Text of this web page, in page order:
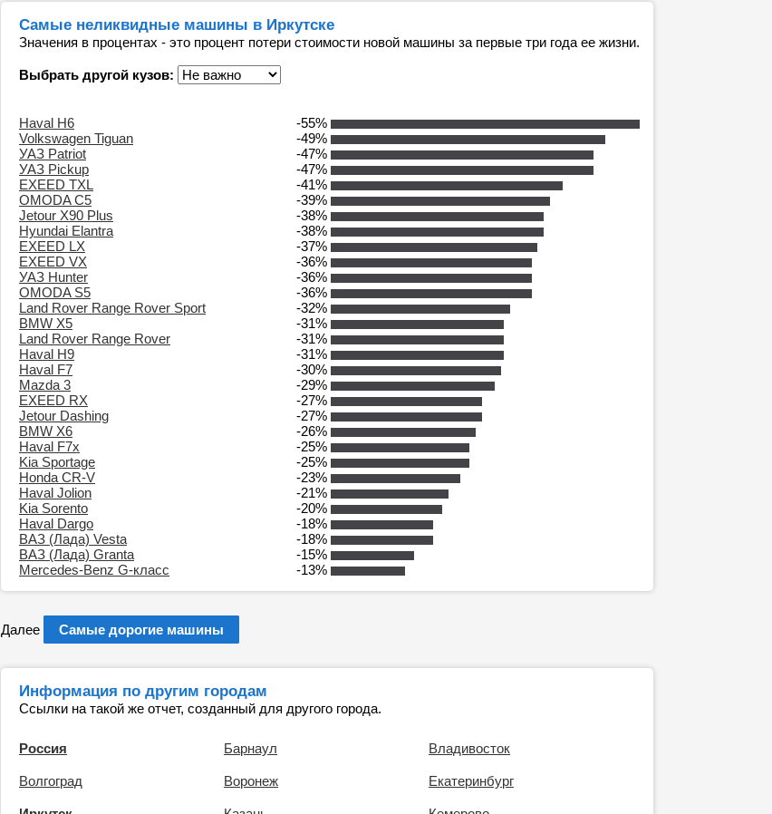
Самые неликвидные машины в Иркутске
Значения в процентах - это процент потери стоимости новой машины за первые три года ее жизни.
Выбрать другой кузов:
Haval H6
-55%
Volkswagen Tiguan
-49%
УАЗ Patriot
-47%
УАЗ Pickup
-47%
EXEED TXL
-41%
OMODA C5
-39%
Jetour X90 Plus
-38%
Hyundai Elantra
-38%
EXEED LX
-37%
EXEED VX
-36%
УАЗ Hunter
-36%
OMODA S5
-36%
Land Rover Range Rover Sport
-32%
BMW X5
-31%
Land Rover Range Rover
-31%
Haval H9
-31%
Haval F7
-30%
Mazda 3
-29%
EXEED RX
-27%
Jetour Dashing
-27%
BMW X6
-26%
Haval F7x
-25%
Kia Sportage
-25%
Honda CR-V
-23%
Haval Jolion
-21%
Kia Sorento
-20%
Haval Dargo
-18%
ВАЗ (Лада) Vesta
-18%
ВАЗ (Лада) Granta
-15%
Mercedes-Benz G-класс
-13%
Далее Самые дорогие машины
Информация по другим городам
Ссылки на такой же отчет, созданный для другого города.
Россия Барнаул Владивосток
Волгоград Воронеж Екатеринбург